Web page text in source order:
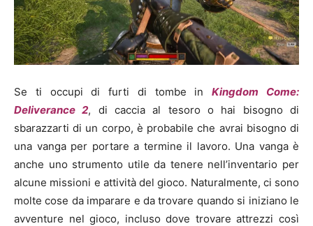
Se ti occupi di furti di tombe inKingdom Come:
Deliverance 2, di caccia al tesoro o hai bisogno di
sbarazzarti di un corpo, è probabile che avrai bisogno di
una vanga per portare a termine il lavoro. Una vanga è
anche uno strumento utile da tenere nell’inventario per
alcune missioni e attività del gioco. Naturalmente, ci sono
molte cose da imparare e da trovare quando si iniziano le
avventure nel gioco, incluso dove trovare attrezzi così